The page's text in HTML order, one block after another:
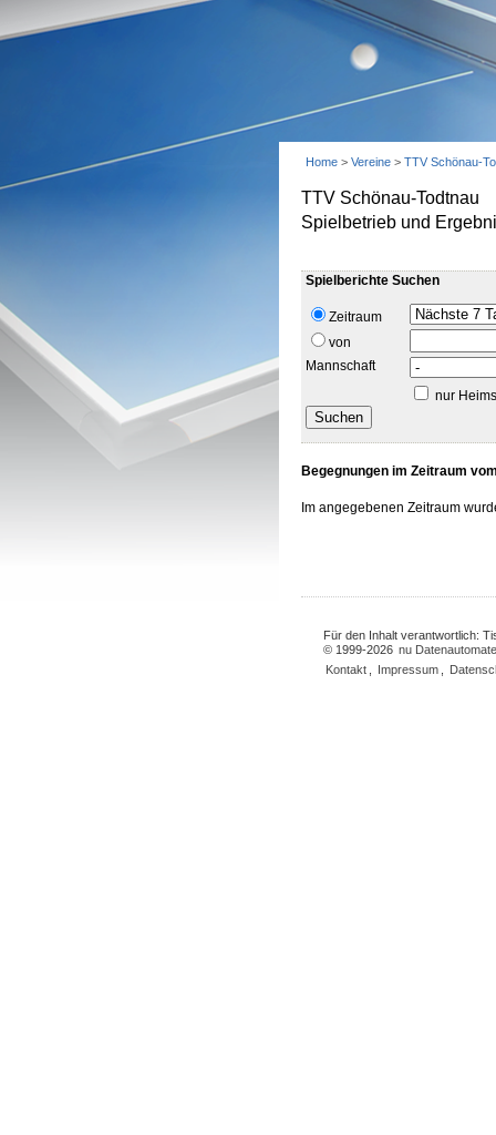
Home > Vereine > TTV Schönau-
TTV Schönau-Todtnau
Spielbetrieb und
Spielberichte Suchen
Zeitraum
von
Mannschaft
nur
Begegnungen im Zeitraum
Im angegebenen Zeitraum
Für den Inhalt verantwortlich:
© 1999-2026 nu
Kontakt
Impressum